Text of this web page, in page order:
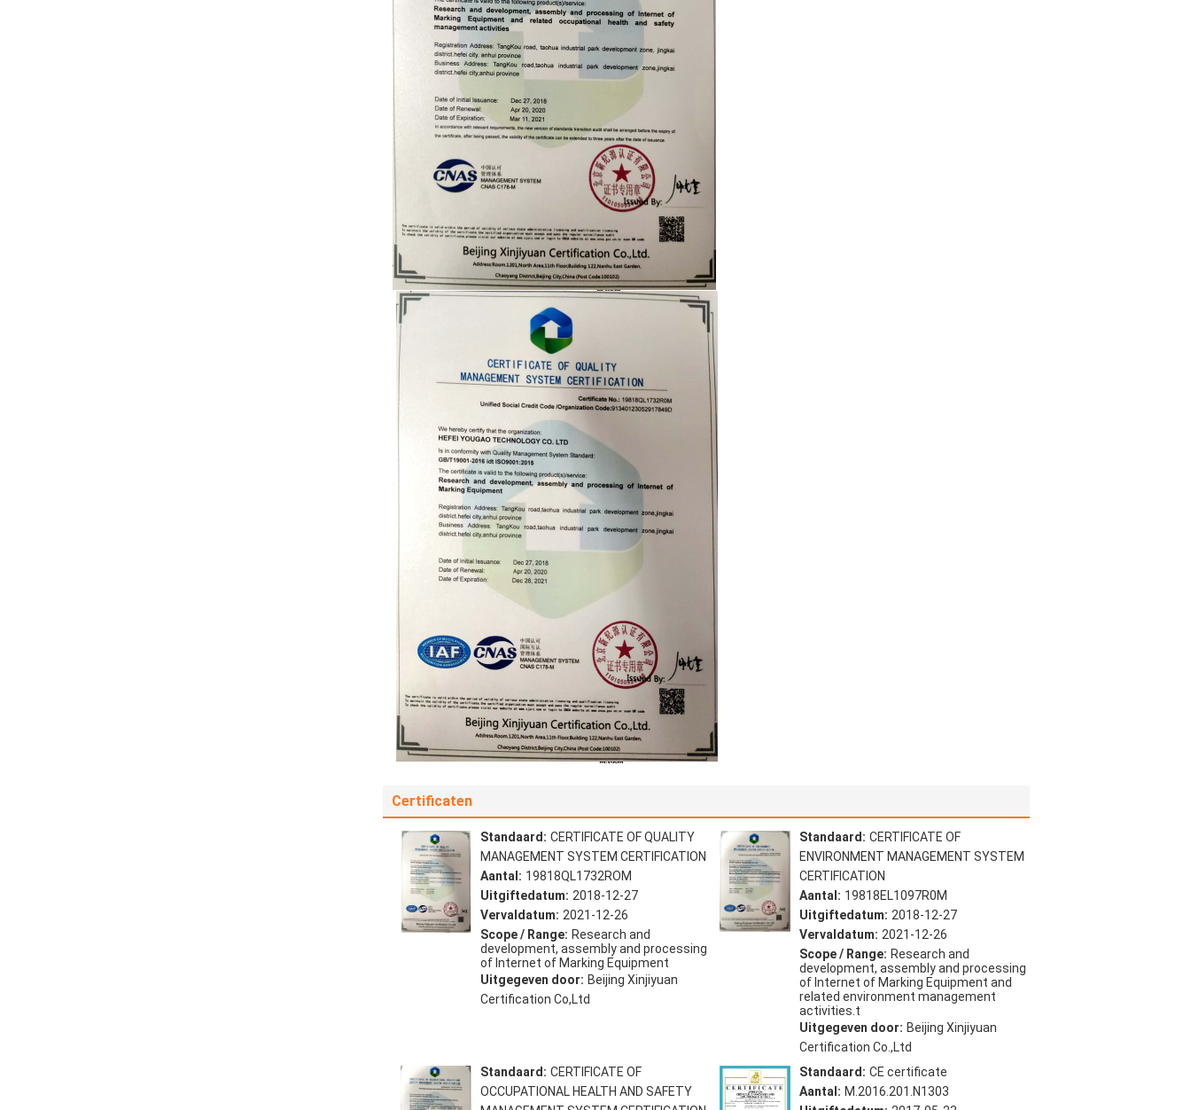
Certificaten
Standaard: CERTIFICATE OF QUALITY
MANAGEMENT SYSTEM CERTIFICATION
Aantal: 19818QL1732ROM
Uitgiftedatum: 2018-12-27
Vervaldatum: 2021-12-26
Scope / Range: Research and
development, assembly and processing
of Internet of Marking Equipment
Uitgegeven door: Beijing Xinjiyuan
Certification Co,Ltd
Standaard: CERTIFICATE OF
ENVIRONMENT MANAGEMENT SYSTEM
CERTIFICATION
Aantal: 19818EL1097R0M
Uitgiftedatum: 2018-12-27
Vervaldatum: 2021-12-26
Scope / Range: Research and
development, assembly and processing
of Internet of Marking Equipment and
related environment management
activities.t
Uitgegeven door: Beijing Xinjiyuan
Certification Co.,Ltd
Standaard: CERTIFICATE OF
OCCUPATIONAL HEALTH AND SAFETY
Standaard: CE certificate
Aantal: M.2016.201.N1303